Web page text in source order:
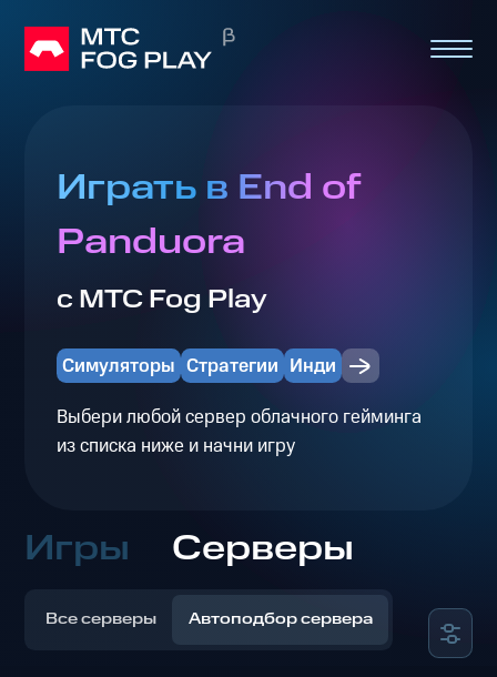
Играть в End of
Panduora
с МТС Fog Play
Симуляторы Стратегии Инди
Выбери любой сервер облачного гейминга
из списка ниже и начни игру
Игры Серверы
Все серверы Автоподбор сервера